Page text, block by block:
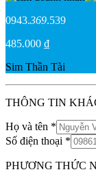
0943.369.539
485.000 ₫
Sim Thần Tài
THÔNG TIN
Họ và tên *
Số điện thoại *
PHƯƠNG THỨC